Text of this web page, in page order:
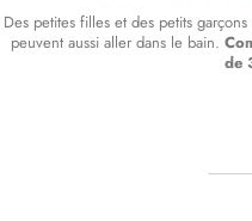
Des petites filles et des petits
peuvent aussi aller dans le bain.
de